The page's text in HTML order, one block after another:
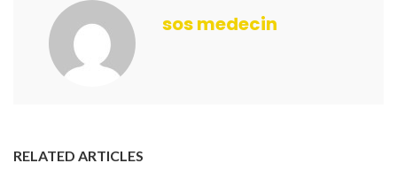
sos medecin
RELATED ARTICLES